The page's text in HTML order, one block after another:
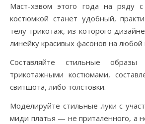
Маст-хэвом этого года на ряду
костюмкой станет удобный,
телу трикотаж, из которого
линейку красивых фасонов на любой
Составляйте стильные образы
трикотажными костюмами,
свитшота, либо толстовки.
Моделируйте стильные луки с
миди платья — не приталенного, а